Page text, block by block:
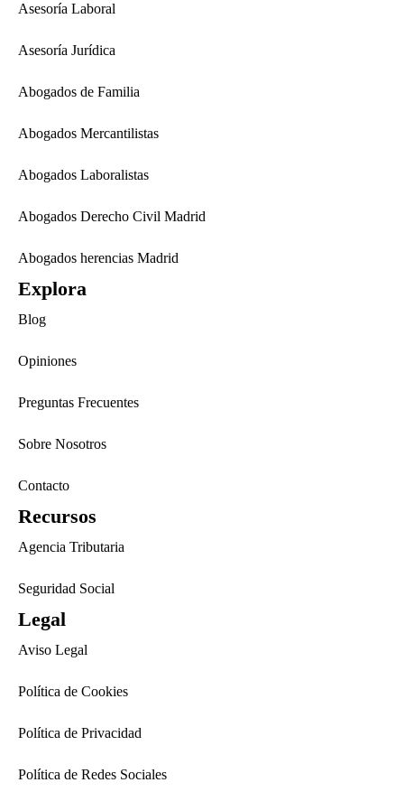
Asesoría Laboral
Asesoría Jurídica
Abogados de Familia
Abogados Mercantilistas
Abogados Laboralistas
Abogados Derecho Civil Madrid
Abogados herencias Madrid
Explora
Blog
Opiniones
Preguntas Frecuentes
Sobre Nosotros
Contacto
Recursos
Agencia Tributaria
Seguridad Social
Legal
Aviso Legal
Política de Cookies
Política de Privacidad
Política de Redes Sociales